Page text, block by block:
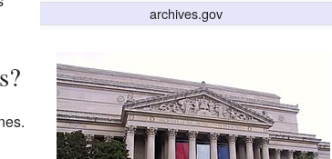
archives.gov